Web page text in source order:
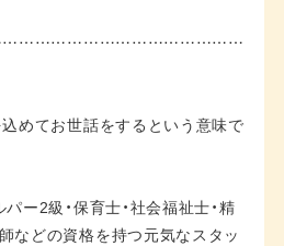
めてお世話をするという意味で
ー2級・保育士・社会福祉士・精
などの資格を持つ元気なスタッ